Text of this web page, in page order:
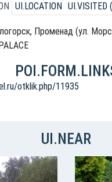
UI.LOCATION UI.VISITED
Променад (ул.
otklik.php/11935
UI.NEAR